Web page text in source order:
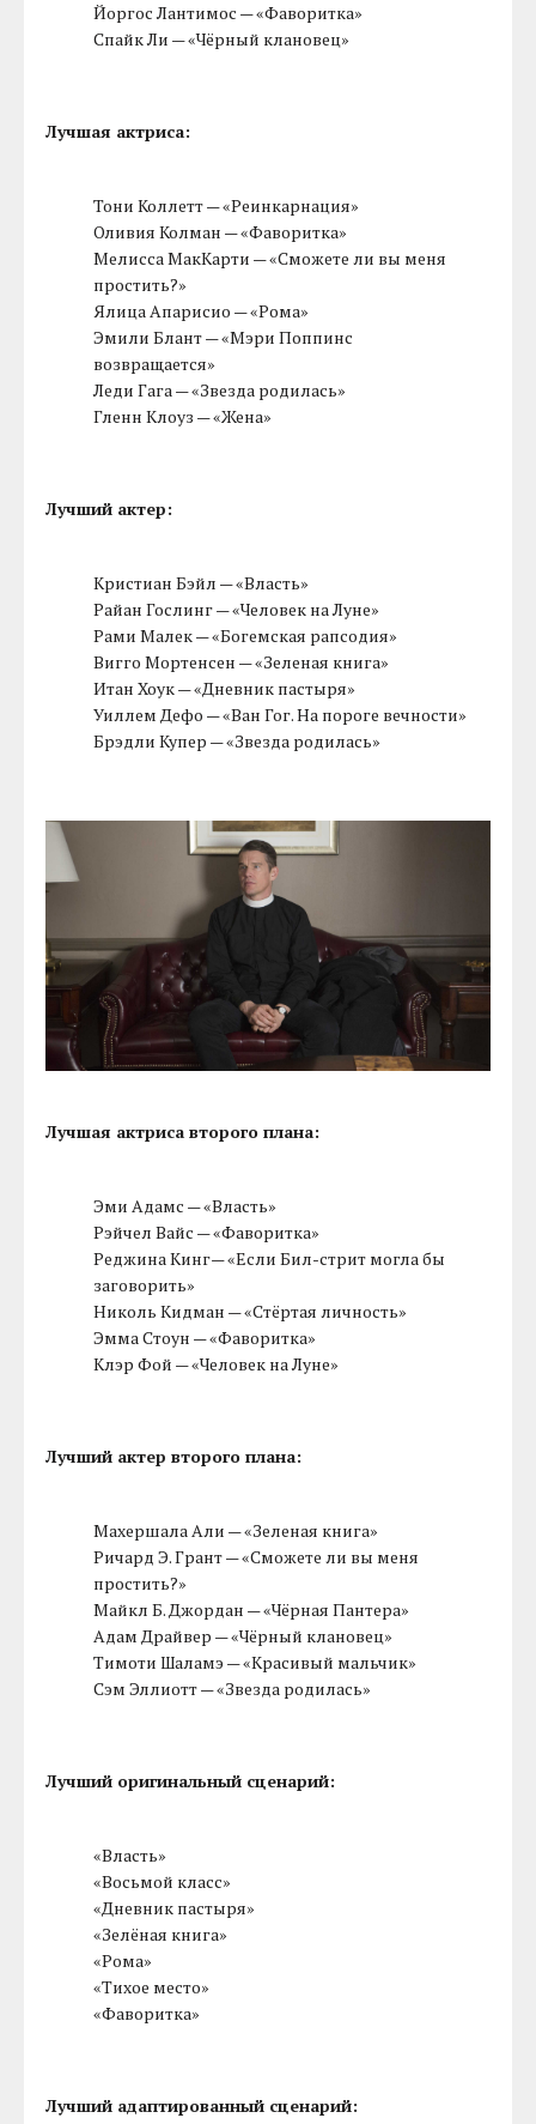
Йоргос Лантимос — «Фаворитка»
Спайк Ли — «Чёрный клановец»
Лучшая актриса:
Тони Коллетт — «Реинкарнация»
Оливия Колман — «Фаворитка»
Мелисса МакКарти — «Сможете ли вы меня
простить?»
Ялица Апарисио — «Рома»
Эмили Блант — «Мэри Поппинс
возвращается»
Леди Гага — «Звезда родилась»
Гленн Клоуз — «Жена»
Лучший актер:
Кристиан Бэйл — «Власть»
Райан Гослинг — «Человек на Луне»
Рами Малек — «Богемская рапсодия»
Вигго Мортенсен — «Зеленая книга»
Итан Хоук — «Дневник пастыря»
Уиллем Дефо — «Ван Гог. На пороге вечности»
Брэдли Купер — «Звезда родилась»
Лучшая актриса второго плана:
Эми Адамс — «Власть»
Рэйчел Вайс — «Фаворитка»
Реджина Кинг— «Если Бил-стрит могла бы
заговорить»
Николь Кидман — «Стёртая личность»
Эмма Стоун — «Фаворитка»
Клэр Фой — «Человек на Луне»
Лучший актер второго плана:
Махершала Али — «Зеленая книга»
Ричард Э. Грант — «Сможете ли вы меня
простить?»
Майкл Б. Джордан — «Чёрная Пантера»
Адам Драйвер — «Чёрный клановец»
Тимоти Шаламэ — «Красивый мальчик»
Сэм Эллиотт — «Звезда родилась»
Лучший оригинальный сценарий:
«Власть»
«Восьмой класс»
«Дневник пастыря»
«Зелёная книга»
«Рома»
«Тихое место»
«Фаворитка»
Лучший адаптированный сценарий: